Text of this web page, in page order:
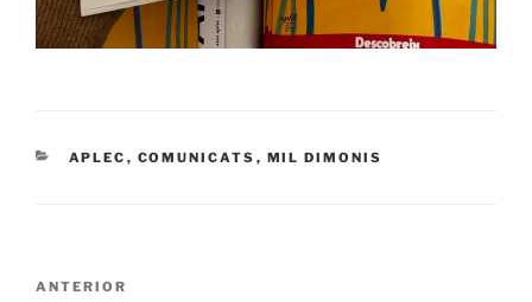
CATEGORIES
APLEC , COMUNICATS , MIL DIMONIS
Navegació
Entrada
ANTERIOR